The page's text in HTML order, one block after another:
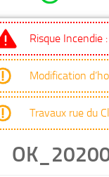
Risque Incendie
Modification
Travaux rue du